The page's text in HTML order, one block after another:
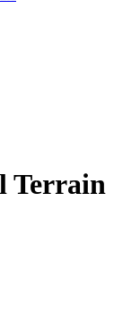
Terrain